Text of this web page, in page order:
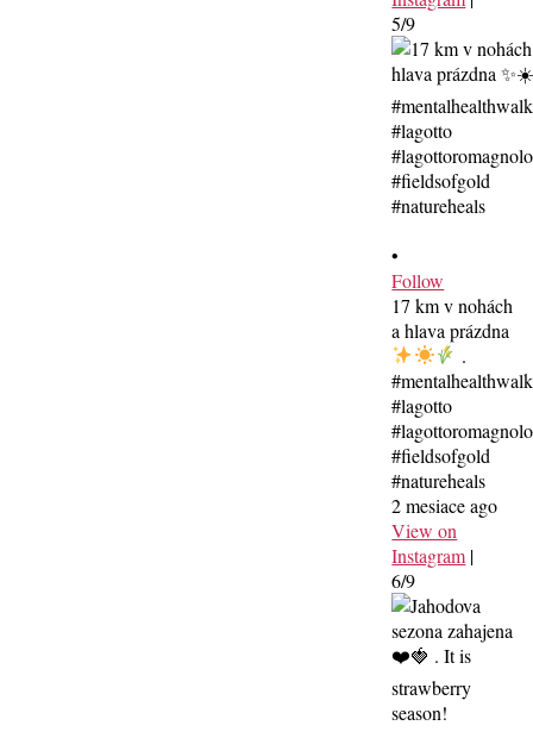
5/9
•
Follow
17 km v nohách
a hlava prázdna
.
#mentalhealthwalk
#lagotto
#fieldsofgold
#natureheals
2 mesiace ago
View on
Instagram |
6/9